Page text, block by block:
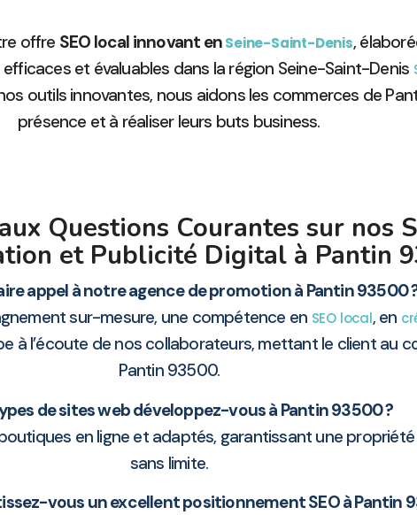
offre SEO local innovant enSeine-Saint-Denis,
et évaluables dans la région Seine-Saint-Denis
outils innovantes, nous aidons les commerces de
présence et à réaliser leurs buts business.
Questions Courantes sur nos
et Publicité Digital à Pantin
appel à notre agence de promotion à Pantin 93500
sur-mesure, une compétence en SEO local, en
à l’écoute de nos collaborateurs, mettant le client au
Pantin 93500.
de sites web développez-vous à Pantin 93500 ?
en ligne et adaptés, garantissant une
sans limite.
vous un excellent positionnement SEO à Pantin